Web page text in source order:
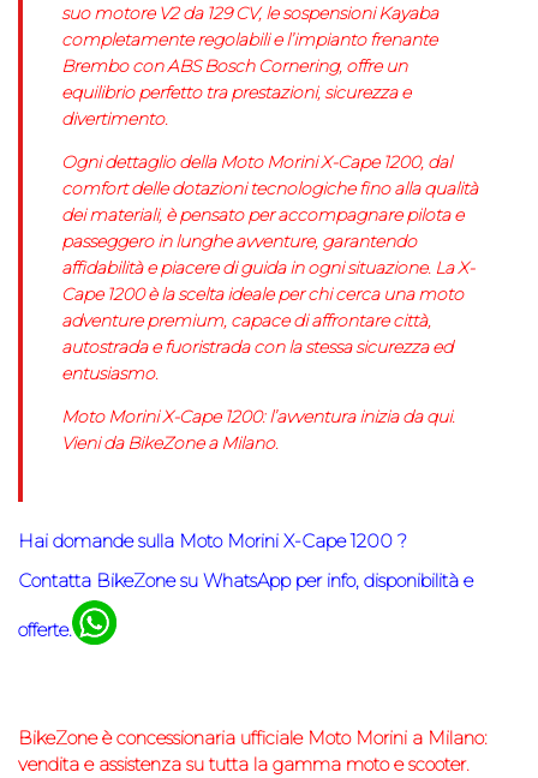
suo motore V2 da 129 CV, le sospensioni Kayaba
completamente regolabili e l’impianto frenante
Brembo con ABS Bosch Cornering, offre un
equilibrio perfetto tra prestazioni, sicurezza e
divertimento.
Ogni dettaglio della Moto Morini X-Cape 1200, dal
comfort delle dotazioni tecnologiche fino alla qualità
dei materiali, è pensato per accompagnare pilota e
passeggero in lunghe avventure, garantendo
affidabilità e piacere di guida in ogni situazione. La X-
Cape 1200 è la scelta ideale per chi cerca una moto
adventure premium, capace di affrontare città,
autostrada e fuoristrada con la stessa sicurezza ed
entusiasmo.
Moto Morini X-Cape 1200: l’avventura inizia da qui.
Vieni da BikeZone a Milano.
Hai domande sulla Moto Morini X-Cape 1200 ?
Contatta BikeZone su WhatsApp per info, disponibilità e
offerte.
BikeZoneè concessionaria ufficiale Moto Morini a Milano:
vendita e assistenza su tutta la gamma moto e scooter.